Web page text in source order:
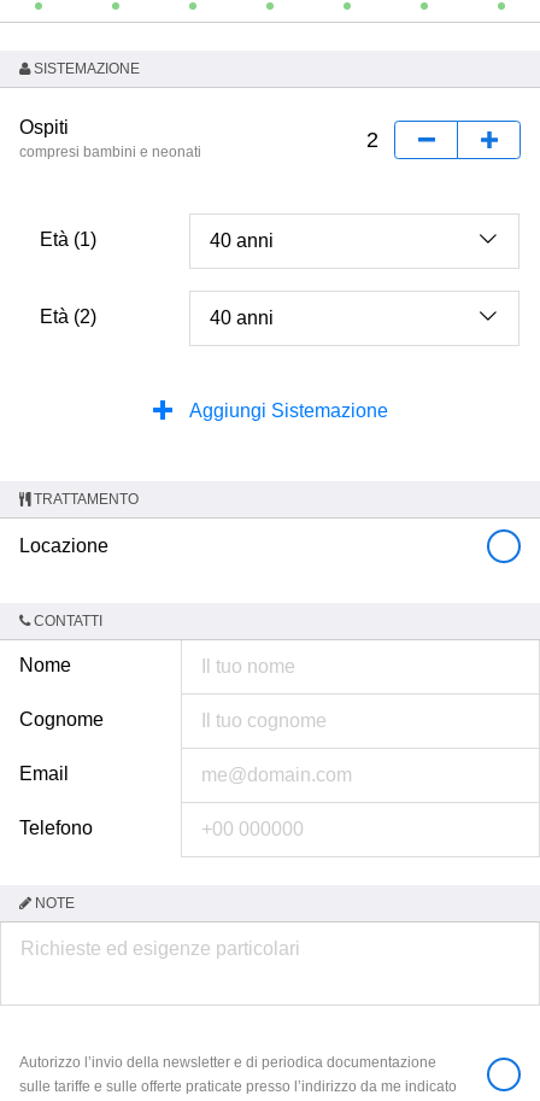
SISTEMAZIONE
Ospiti
compresi bambini e neonati
Età (1)
Età (2)
Aggiungi Sistemazione
TRATTAMENTO
Locazione
CONTATTI
Nome
Cognome
Email
Telefono
NOTE
Autorizzo l’invio della newsletter e di periodica documentazione
sulle tariffe e sulle offerte praticate presso l’indirizzo da me indicato